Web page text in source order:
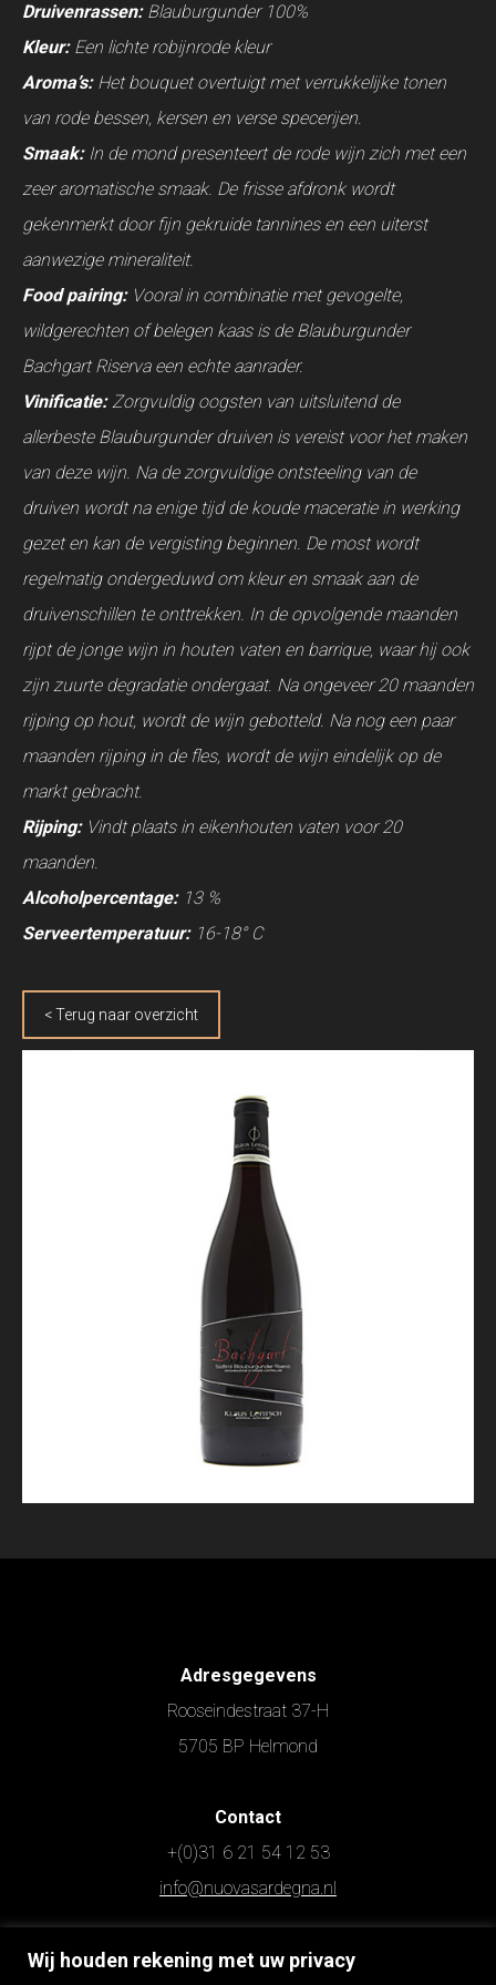
Wij houden rekening met uw privacy
Druivenrassen:Blauburgunder 100%
Kleur: Een lichte robijnrode kleur
Aroma’s: Het bouquet overtuigt met verrukkelijke tonen
van rode bessen, kersen en verse specerijen.
Smaak:In de mond presenteert de rode wijn zich met een
zeer aromatische smaak. De frisse afdronk wordt
gekenmerkt door fijn gekruide tannines en een uiterst
aanwezige mineraliteit.
Food pairing: Vooral in combinatie met gevogelte,
wildgerechten of belegen kaas is de Blauburgunder
Bachgart Riserva een echte aanrader.
Vinificatie:Zorgvuldig oogsten van uitsluitend de
allerbeste Blauburgunder druiven is vereist voor het maken
van deze wijn. Na de zorgvuldige ontsteeling van de
druiven wordt na enige tijd de koude maceratie in werking
gezet en kan de vergisting beginnen. De most wordt
regelmatig ondergeduwd om kleur en smaak aan de
druivenschillen te onttrekken. In de opvolgende maanden
rijpt de jonge wijn in houten vaten en barrique, waar hij ook
zijn zuurte degradatie ondergaat. Na ongeveer 20 maanden
rijping op hout, wordt de wijn gebotteld. Na nog een paar
maanden rijping in de fles, wordt de wijn eindelijk op de
markt gebracht.
Rijping:Vindt plaats in eikenhouten vaten voor 20
maanden.
Alcoholpercentage:13 %
Serveertemperatuur:16-18° C
< Terug naar overzicht
Adresgegevens
Rooseindestraat 37-H
5705 BP Helmond
Contact
+(0)31 6 21 54 12 53
info@nuovasardegna.nl
Openingstijden